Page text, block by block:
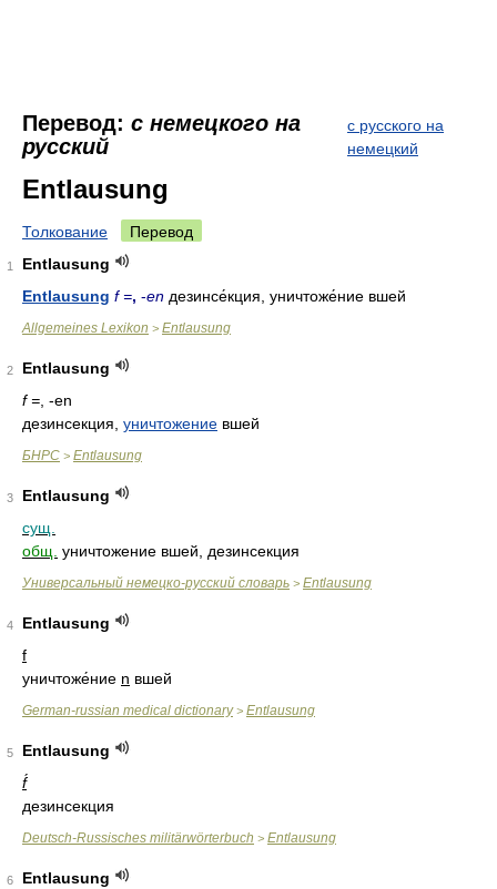
Перевод: с немецкого на
русский
с русского на
немецкий
Entlausung
Толкование Перевод
1
Entlausung
Entlausung f =, -en дезинсе́кция, уничтоже́ние вшей
Allgemeines Lexikon > Entlausung
2
Entlausung
f = , -en
дезинсекция, уничтожение вшей
БНРС > Entlausung
3
Entlausung
сущ.
общ. уничтожение вшей, дезинсекция
Универсальный немецко-русский словарь > Entlausung
4
Entlausung
f
уничтоже́ние n вшей
German-russian medical dictionary> Entlausung
5
Entlausung
f́
дезинсекция
Deutsch-Russisches militärwörterbuch > Entlausung
6
Entlausung